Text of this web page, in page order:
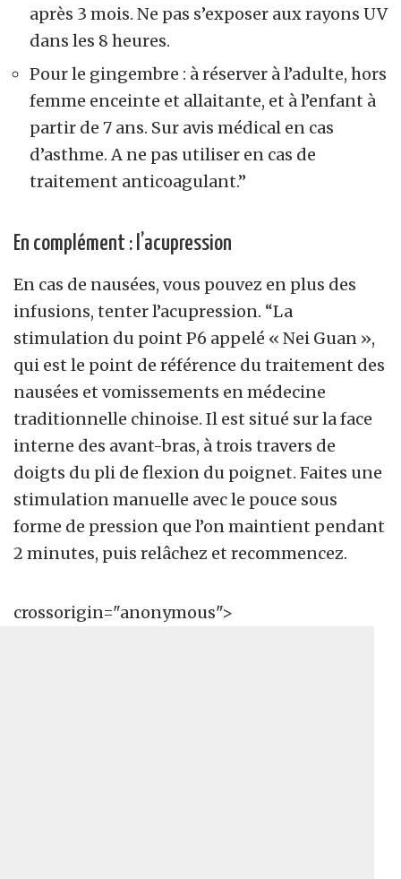
après 3 mois. Ne pas s’exposer aux rayons UV
dans les 8 heures.
Pour le gingembre : à réserver à l’adulte, hors
femme enceinte et allaitante, et à l’enfant à
partir de 7 ans. Sur avis médical en cas
d’asthme. A ne pas utiliser en cas de
traitement anticoagulant.”
En complément : l’acupression
En cas de nausées, vous pouvez en plus des
infusions, tenter l’acupression. “La
stimulation du point P6 appelé « Nei Guan »,
qui est le point de référence du traitement des
nausées et vomissements en médecine
traditionnelle chinoise. Il est situé sur la face
interne des avant-bras, à trois travers de
doigts du pli de flexion du poignet. Faites une
stimulation manuelle avec le pouce sous
forme de pression que l’on maintient pendant
2 minutes, puis relâchez et recommencez.
crossorigin="anonymous">